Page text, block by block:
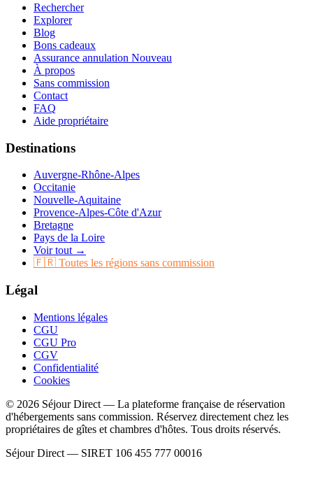
Rechercher
Explorer
Blog
Bons cadeaux
Assurance annulation Nouveau
À propos
Sans commission
Contact
FAQ
Aide propriétaire
Destinations
Auvergne-Rhône-Alpes
Occitanie
Nouvelle-Aquitaine
Provence-Alpes-Côte d'Azur
Bretagne
Pays de la Loire
Voir tout →
🇫🇷 Toutes les régions sans commission
Légal
Mentions légales
CGU
CGU Pro
CGV
Confidentialité
Cookies
© 2026 Séjour Direct — La plateforme française de réservation
d'hébergements sans commission. Réservez directement chez les
propriétaires de gîtes et chambres d'hôtes. Tous droits réservés.
Séjour Direct — SIRET 106 455 777 00016